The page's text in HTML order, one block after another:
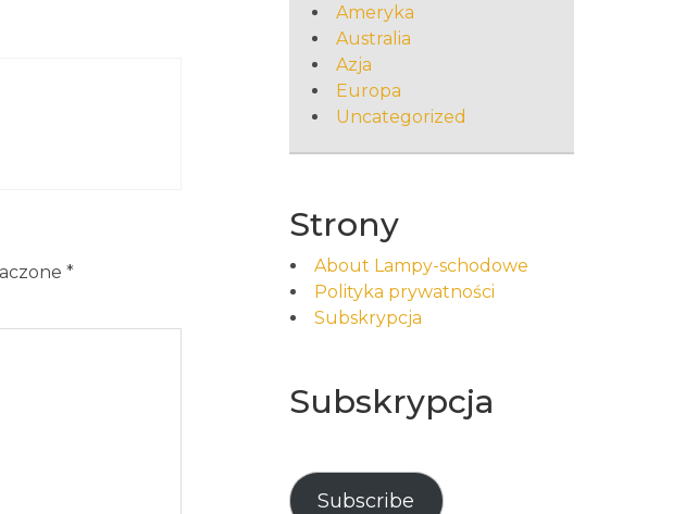
*
Ameryka
Australia
Azja
Europa
Uncategorized
Strony
About Lampy-schodowe
Polityka prywatności
Subskrypcja
Subskrypcja
Subscribe